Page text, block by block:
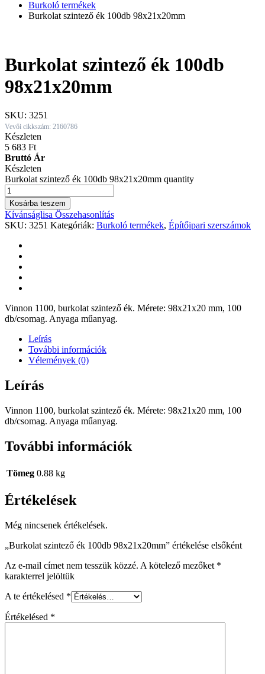
Burkoló termékek
Burkolat szintező ék 100db 98x21x20mm
Burkolat szintező ék 100db
98x21x20mm
SKU: 3251
Vevői cikkszám: 2160786
Készleten
5 683 Ft
Bruttó Ár
Készleten
Burkolat szintező ék 100db 98x21x20mm quantity
Kosárba teszem
Kívánságlisa Összehasonlítás
SKU: 3251 Kategóriák: Burkoló termékek, Építőipari szerszámok
Vinnon 1100, burkolat szintező ék. Mérete: 98x21x20 mm, 100
db/csomag. Anyaga műanyag.
Leírás
További információk
Vélemények (0)
Leírás
Vinnon 1100, burkolat szintező ék. Mérete: 98x21x20 mm, 100
db/csomag. Anyaga műanyag.
További információk
Tömeg 0.88 kg
Értékelések
Még nincsenek értékelések.
„Burkolat szintező ék 100db 98x21x20mm” értékelése elsőként
Az e-mail címet nem tesszük közzé. A kötelező mezőket *
karakterrel jelöltük
A te értékelésed *
Értékelésed *